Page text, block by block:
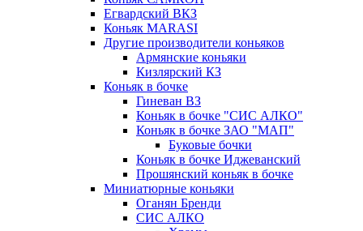
Егвардский ВКЗ
Коньяк MARASI
Другие производители коньяков
Армянские коньяки
Кизлярский КЗ
Коньяк в бочке
Гиневан ВЗ
Коньяк в бочке "СИС АЛКО"
Коньяк в бочке ЗАО "МАП"
Буковые бочки
Коньяк в бочке Иджеванский
Прошянский коньяк в бочке
Миниатюрные коньяки
Оганян Бренди
СИС АЛКО